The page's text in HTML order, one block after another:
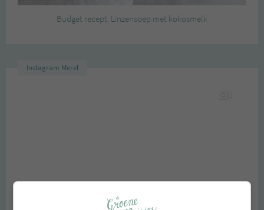
Budget recept: Linzensoep met kokosmelk
Instagram Merel